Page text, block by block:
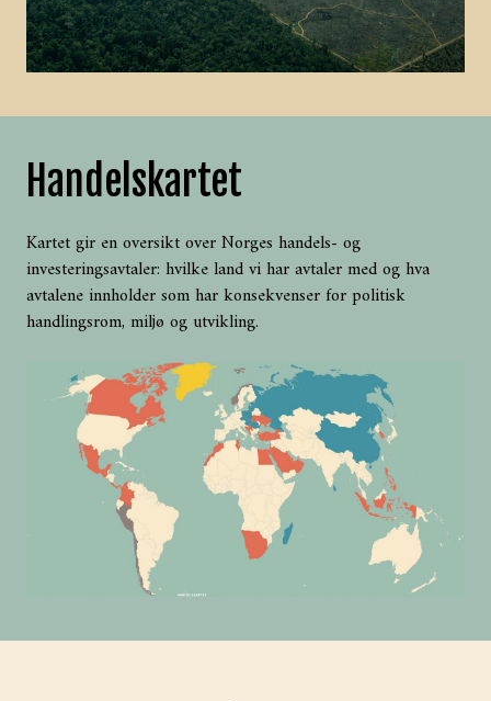
Handelskartet
Kartet gir en oversikt over Norges handels- og
investeringsavtaler: hvilke land vi har avtaler med og hva
avtalene innholder som har konsekvenser for politisk
handlingsrom, miljø og utvikling.